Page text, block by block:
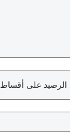
الرصيد على أقساط